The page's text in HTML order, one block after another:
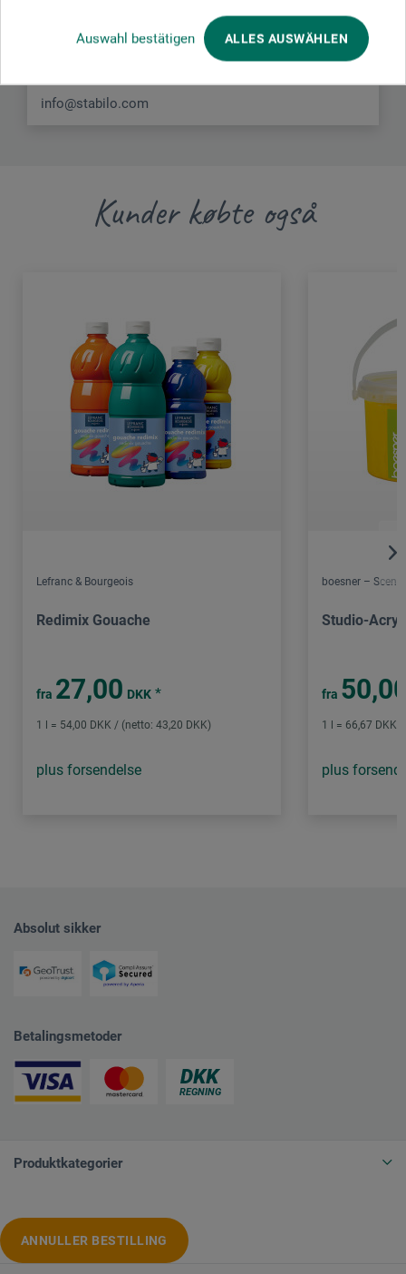
Auswahl bestätigen ALLES AUSWÄHLEN
90562 Heroldsberg
info@stabilo.com
Kunder købte også
Lefranc & Bourgeois
Redimix Gouache
fra 27,00 DKK *
1 l = 54,00 DKK / (netto: 43,20 DKK)
plus forsendelse
boesner – Scene
Studio-
fra
1 l = 66,67 DKK
plus
Absolut sikker
Betalingsmetoder
Produktkategorier
ANNULLER BESTILLING